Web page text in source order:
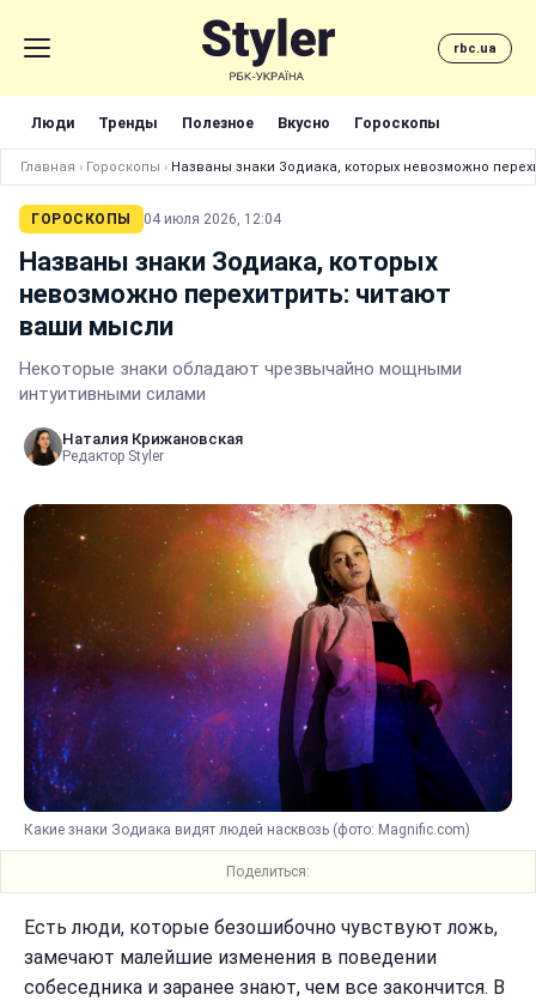
rbc.ua
Люди Тренды Полезное Вкусно Гороскопы
Главная › Гороскопы › Названы знаки Зодиака, которых невозможно
ГОРОСКОПЫ 04 июля 2026, 12:04
Названы знаки Зодиака, которых
невозможно перехитрить: читают
ваши мысли
Некоторые знаки обладают чрезвычайно мощными
интуитивными силами
Наталия Крижановская
Редактор Styler
Какие знаки Зодиака видят людей насквозь (фото: Magnific.com)
Поделиться:
Есть люди, которые безошибочно чувствуют ложь,
замечают малейшие изменения в поведении
собеседника и заранее знают, чем все закончится. В